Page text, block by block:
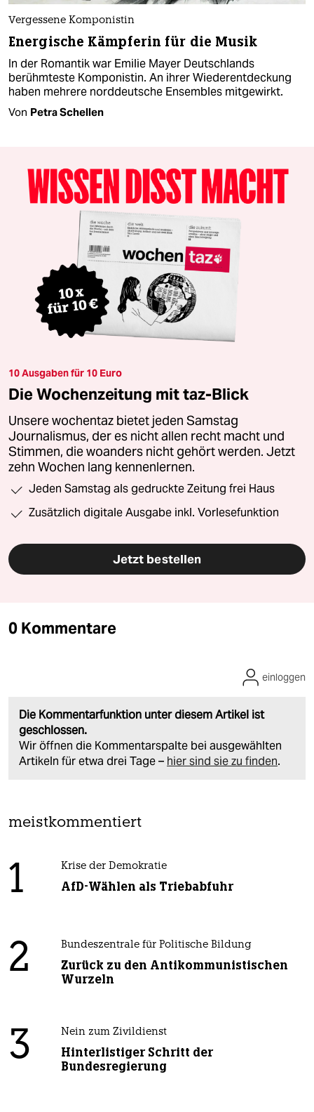
Vergessene Komponistin
Energische Kämpferin für die Musik
In der Romantik war Emilie Mayer Deutschlands
berühmteste Komponistin. An ihrer Wiederentdeckung
haben mehrere norddeutsche Ensembles mitgewirkt.
Von Petra Schellen
10 Ausgaben für 10 Euro
Die Wochenzeitung mit taz-Blick
Unsere wochentaz bietet jeden Samstag
Journalismus, der es nicht allen recht macht und
Stimmen, die woanders nicht gehört werden. Jetzt
zehn Wochen lang kennenlernen.
Jeden Samstag als gedruckte Zeitung frei Haus
Zusätzlich digitale Ausgabe inkl. Vorlesefunktion
Jetzt bestellen
0 Kommentare
Die Kommentarfunktion unter diesem Artikel ist
geschlossen.
Wir öffnen die Kommentarspalte bei ausgewählten
Artikeln für etwa drei Tage – hier sind sie zu finden.
einloggen
meistkommentiert
1 Krise der Demokratie
AfD-Wählen als Triebabfuhr
2 Bundeszentrale für Politische Bildung
Zurück zu den Antikommunistischen
Wurzeln
3 Nein zum Zivildienst
Hinterlistiger Schritt der
Bundesregierung